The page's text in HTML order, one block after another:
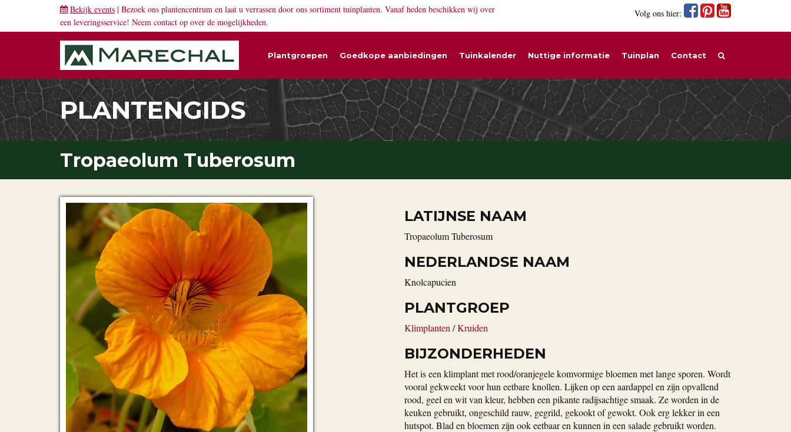
Bekijk events | Bezoek ons plantencentrum en laat u verrassen door ons sortiment tuinplanten. Vanaf heden beschikken wij over
een leveringsservice! Neem contact op over de mogelijkheden.
Volg ons hier:
Plantgroepen Goedkope aanbiedingen Tuinkalender Nuttige informatie Tuinplan Contact
PLANTENGIDS
Tropaeolum Tuberosum
LATIJNSE NAAM
Tropaeolum Tuberosum
NEDERLANDSE NAAM
Knolcapucien
PLANTGROEP
Klimplanten /Kruiden
BIJZONDERHEDEN
Het is een klimplant met rood/oranjegele komvormige bloemen met lange sporen. Wordt
vooral gekweekt voor hun eetbare knollen. Lijken op een aardappel en zijn opvallend
rood, geel en wit van kleur, hebben een pikante radijsachtige smaak. Ze worden in de
keuken gebruikt, ongeschild rauw, gegrild, gekookt of gewokt. Ook erg lekker in een
hutspot. Blad en bloemen zijn ook eetbaar en kunnen in een salade gebruikt worden.